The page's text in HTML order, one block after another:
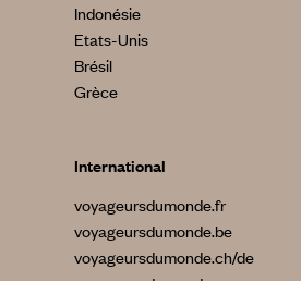
Indonésie
Etats-Unis
Brésil
Grèce
International
voyageursdumonde.fr
voyageursdumonde.be
voyageursdumonde.ch/de